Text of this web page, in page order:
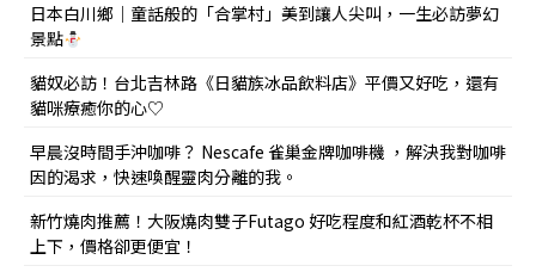
日本白川鄉｜童話般的「合掌村」美到讓人尖叫，一生必訪夢幻
景點
貓奴必訪！台北吉林路《日貓族冰品飲料店》平價又好吃，還有
貓咪療癒你的心♡
早晨沒時間手沖咖啡？ Nescafe 雀巢金牌咖啡機 ，解決我對咖啡
因的渴求，快速喚醒靈肉分離的我。
新竹燒肉推薦！大阪燒肉雙子Futago 好吃程度和紅酒乾杯不相
上下，價格卻更便宜！